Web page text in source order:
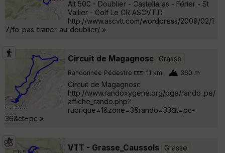
Alt 500 - Doublier - Castellaras - Férier - St
Vallier - Golf Le CR ASCVTT:
http://www.ascvtt.com/wordpress/2009/02/1
7/fo-pas-traner-au-doublier/ »
Circuit de Magagnosc Grasse
Randonnée Pédestre 11 km 360 m
Circuit de Magagnosc
http://www.randoxygene.org/pge/rando_pe/
affiche_rando.php?
rubrique=1&zone=3&rando=33¤t=pc-
36&ct=pc »
VTT - Grasse_Caussols Grasse